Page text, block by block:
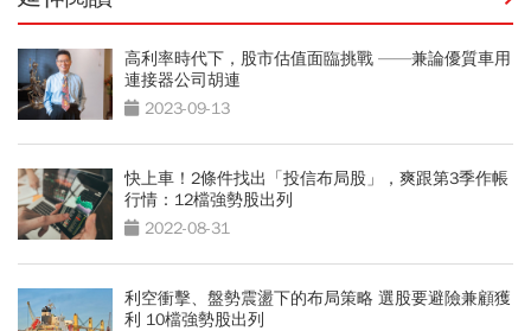
高利率時代下，股市估值面臨挑戰 ——兼論優質車用
連接器公司胡連
2023-09-13
快上車！2條件找出「投信布局股」，爽跟第3季作帳
行情：12檔強勢股出列
2022-08-31
利空衝擊、盤勢震盪下的布局策略 選股要避險兼顧獲
利 10檔強勢股出列